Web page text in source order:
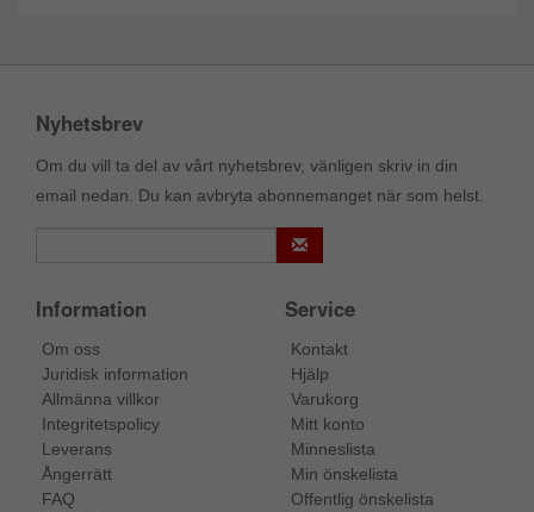
Nyhetsbrev
Om du vill ta del av vårt nyhetsbrev, vänligen skriv in din
email nedan. Du kan avbryta abonnemanget när som helst.
Information
Om oss
Juridisk information
Allmänna villkor
Integritetspolicy
Leverans
Ångerrätt
FAQ
Service
Kontakt
Hjälp
Varukorg
Mitt konto
Minneslista
Min önskelista
Offentlig önskelista